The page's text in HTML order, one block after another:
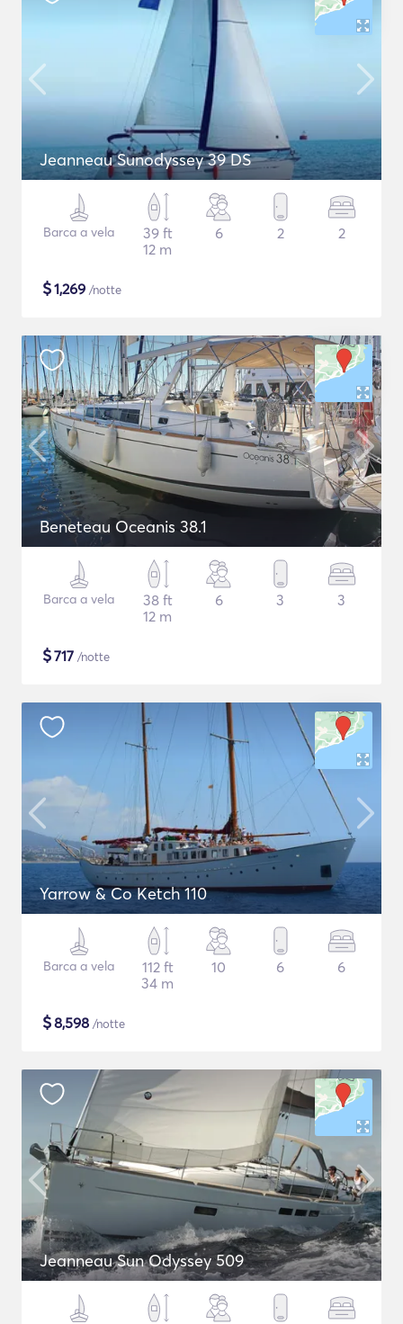
Jeanneau Sunodyssey 39 DS
Barca a vela
39 ft
12 m
6 2 2
$1,269 /notte
Beneteau Oceanis 38.1
Barca a vela
38 ft
12 m
6 3 3
$717 /notte
Yarrow & Co Ketch 110
Barca a vela
112 ft
34 m
10 6 6
$8,598 /notte
Jeanneau Sun Odyssey 509